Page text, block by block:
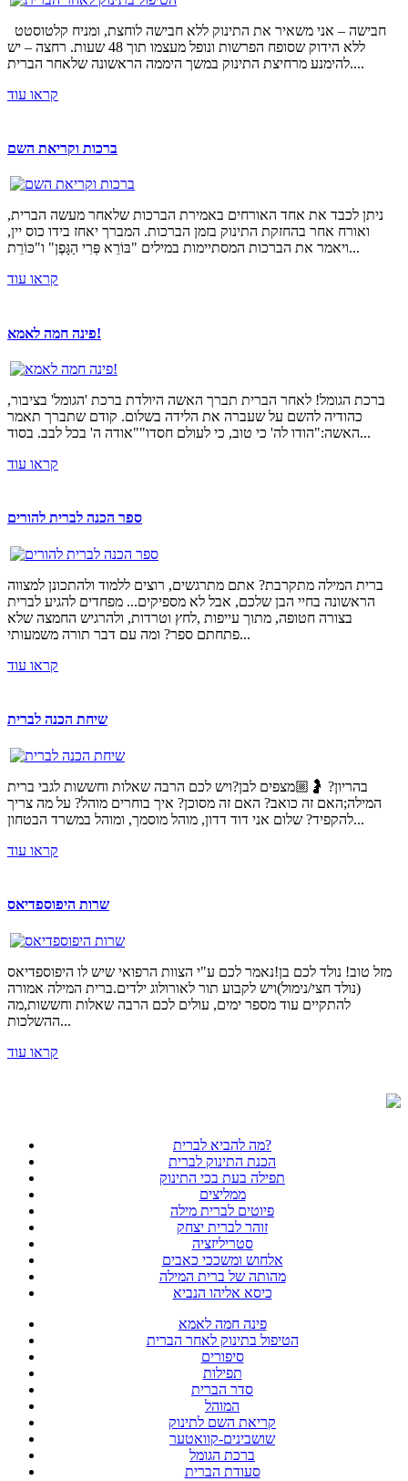
ללא הידוק שסופח הפרשות ונופל מעצמו תוך 48 שעות. רחצה – יש
להימנע מרחיצת התינוק במשך היממה הראשונה שלאחר הברית....
קראו עוד
ברכות וקריאת השם
ניתן לכבד את אחד האורחים באמירת הברכות שלאחר מעשה הברית,
ואורח אחר בהחזקת התינוק בזמן הברכות. המברך יאחז בידו כוס יין,
ויאמר את הברכות המסתיימות במילים "בּוֹרֵא פְּרִי הַגָּפֶן" ו"כּוֹרֵת...
קראו עוד
פינה חמה לאמא!
ברכת הגומל! לאחר הברית תברך האשה היולדת ברכת 'הגומל' בציבור,
כהודיה להשם על שעברה את הלידה בשלום. קודם שתברך תאמר
האשה:"הודו לה' כי טוב, כי לעולם חסדו""אודה ה' בכל לבב. בסוד...
קראו עוד
ספר הכנה לברית להורים
ברית המילה מתקרבת? אתם מתרגשים, רוצים ללמוד ולהתכונן למצווה
הראשונה בחיי הבן שלכם, אבל לא מספיקים... מפחדים להגיע לברית
בצורה חטופה, מתוך עייפות ,לחץ וטרדות, ולהרגיש החמצה שלא
פתחתם ספר? ומה עם דבר תורה משמעותי...
קראו עוד
שיחת הכנה לברית
בהריון? 🤰🏼מצפים לבן?ויש לכם הרבה שאלות וחששות לגבי ברית
המילה;האם זה כואב? האם זה מסוכן? איך בוחרים מוהל? על מה צריך
להקפיד? שלום אני דוד דדון, מוהל מוסמך, ומוהל במשרד הבטחון...
קראו עוד
שרות היפוספדיאס
מזל טוב! נולד לכם בן!נאמר לכם ע"י הצוות הרפואי שיש לו היפוספדיאס
(נולד חצי/נימול)ויש לקבוע תור לאורולוג ילדים.ברית המילה אמורה
להתקיים עוד מספר ימים, עולים לכם הרבה שאלות וחששות,מה
ההשלכות...
קראו עוד
מה להביא לברית?
הכנת התינוק לברית
תפילה בעת בכי התינוק
ממליצים
פיוטים לברית מילה
זוהר לברית יצחק
סטריליזציה
אלחוש ומשככי כאבים
מהותה של ברית המילה
כיסא אליהו הנביא
פינה חמה לאמא
הטיפול בתינוק לאחר הברית
סיפורים
תפילות
סדר הברית
המוהל
קריאת השם לתינוק
שושבינים-קוואטער
ברכת הגומל
סעודת הברית